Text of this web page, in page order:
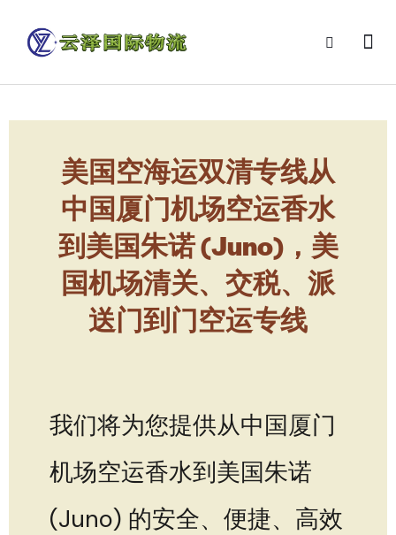
美国空海运双清专线从
中国厦门机场空运香水
到美国朱诺 (Juno)，美
国机场清关、交税、派
送门到门空运专线
我们将为您提供从中国厦门
机场空运香水到美国朱诺
(Juno) 的安全、便捷、高效